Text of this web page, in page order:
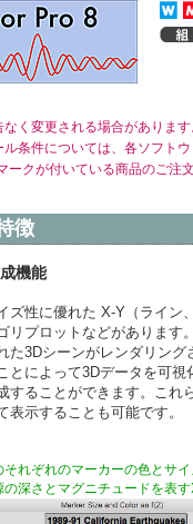
く変更される場合があります
ル条件については、各ソフト
ークが付いている商品のご注
徴
機能
ズ性に優れた X-Y（ライン
リプロットなどがありま
た3Dシーンがレンダリン
とによって3Dデータを可
することができます。これ
表示することも可能です。
それぞれのマーカーの色とサ
の深さとマグニチュードを表す